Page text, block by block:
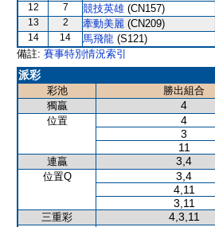
12
7 競技英雄 (CN157)
13
2 牽動美麗 (CN209)
14
14 馬飛龍 (S121)
備註: 賽事特別情況索引
派彩
彩池 勝出組合
獨贏
4
位置 4
3
11
連贏 3,4
位置Q 3,4
4,11
3,11
三重彩 4,3,11